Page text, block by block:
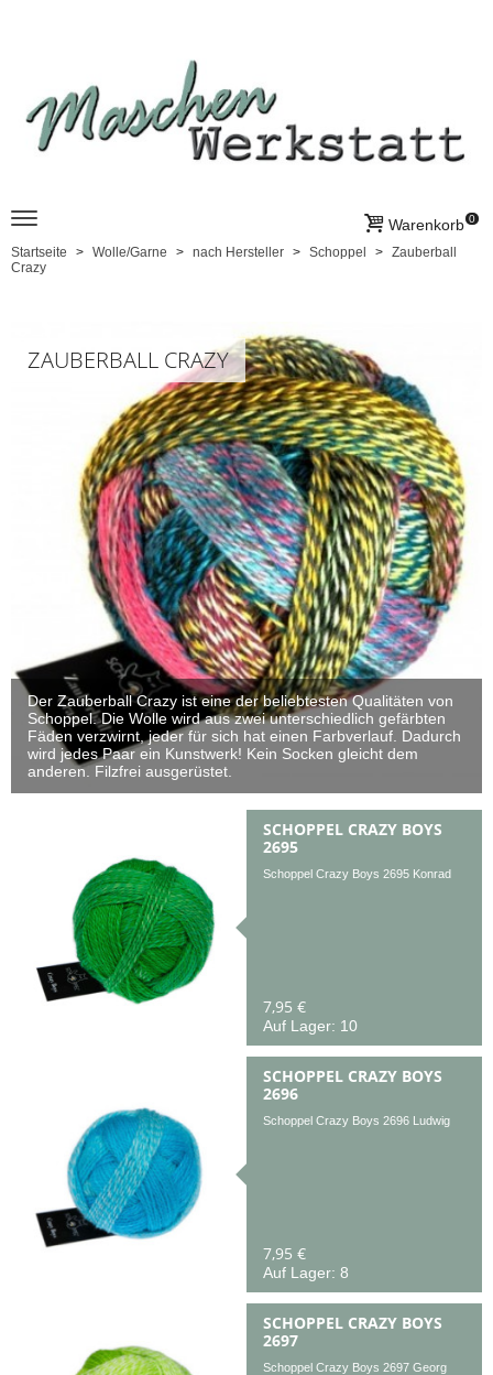
Warenkorb 0
Startseite Wolle/Garne nach Hersteller Schoppel
Zauberball
Crazy
ZAUBERBALL CRAZY
Der Zauberball Crazy ist eine der beliebtesten Qualitäten von
Schoppel. Die Wolle wird aus zwei unterschiedlich gefärbten
Fäden verzwirnt, jeder für sich hat einen Farbverlauf. Dadurch
wird jedes Paar ein Kunstwerk! Kein Socken gleicht dem
anderen. Filzfrei ausgerüstet.
SCHOPPEL CRAZY BOYS
2695
Schoppel Crazy Boys 2695 Konrad
7,95 €
Auf Lager: 10
SCHOPPEL CRAZY BOYS
2696
Schoppel Crazy Boys 2696 Ludwig
7,95 €
Auf Lager: 8
SCHOPPEL CRAZY BOYS
2697
Schoppel Crazy Boys 2697 Georg